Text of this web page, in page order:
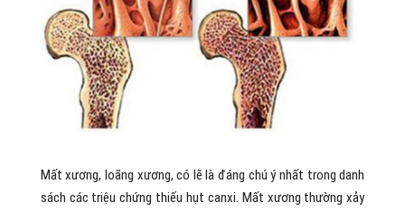
Mất xương, loãng xương, có lẽ là đáng chú ý nhất trong danh
sách các triệu chứng thiếu hụt canxi. Mất xương thường xảy